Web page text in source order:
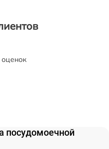
оценок
посудомоечной